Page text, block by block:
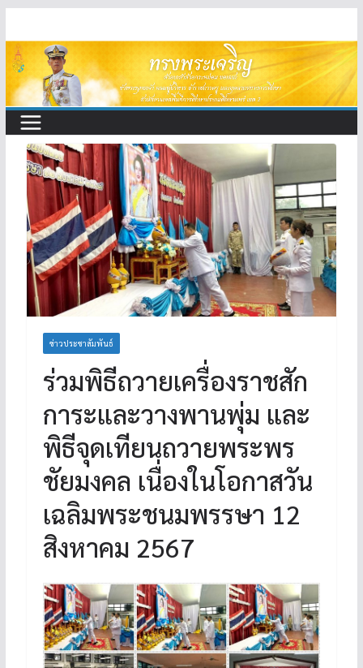
to
content
ข่าวประชาสัมพันธ์
ร่วมพิธีถวายเครื่องราชสัก
การะและวางพานพุ่ม และ
พิธีจุดเทียนถวายพระพร
ชัยมงคล เนื่องในโอกาสวัน
เฉลิมพระชนมพรรษา 12
สิงหาคม 2567